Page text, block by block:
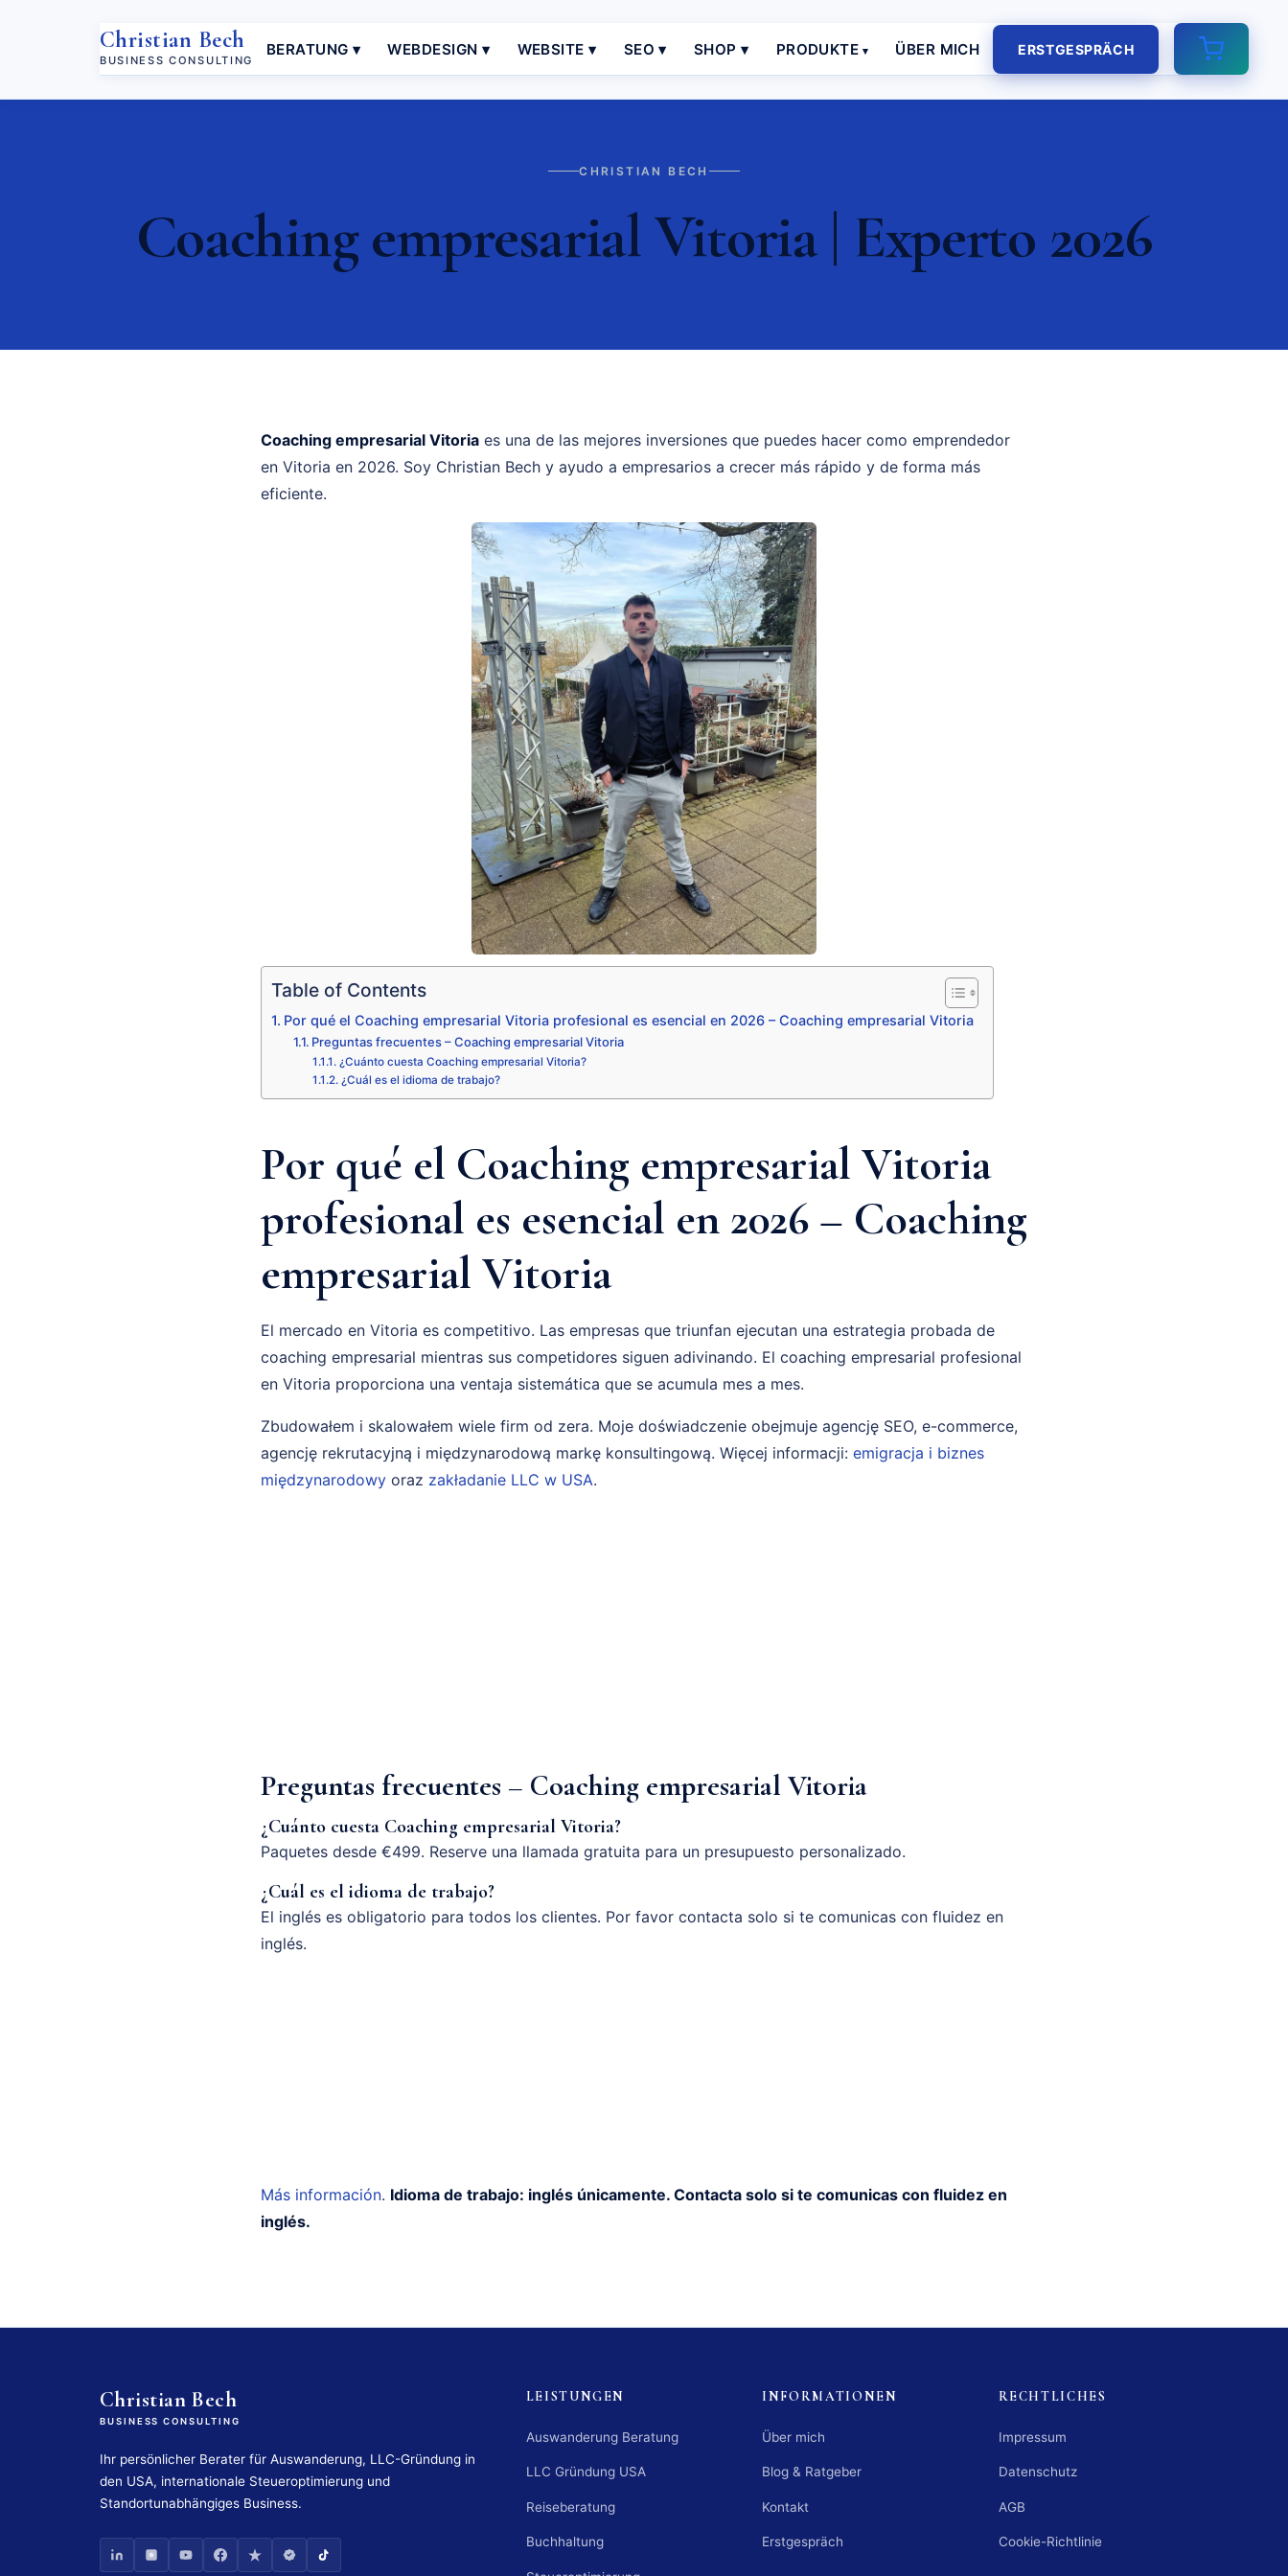
Christian Bech
BUSINESS CONSULTING
BERATUNG ▾ WEBDESIGN ▾ WEBSITE ▾ SEO ▾ SHOP ▾ PRODUKTE ÜBER MICH ERSTGESPRÄCH
CHRISTIAN BECH
Coaching empresarial Vitoria | Experto 2026
Coaching empresarial Vitoria es una de las mejores inversiones que puedes hacer como emprendedor
en Vitoria en 2026. Soy Christian Bech y ayudo a empresarios a crecer más rápido y de forma más
eficiente.
Table of Contents
Por qué el Coaching empresarial Vitoria profesional es esencial en 2026 – Coaching empresarial Vitoria
Preguntas frecuentes – Coaching empresarial Vitoria
¿Cuánto cuesta Coaching empresarial Vitoria?
¿Cuál es el idioma de trabajo?
Por qué el Coaching empresarial Vitoria
profesional es esencial en 2026 – Coaching
empresarial Vitoria
El mercado en Vitoria es competitivo. Las empresas que triunfan ejecutan una estrategia probada de
coaching empresarial mientras sus competidores siguen adivinando. El coaching empresarial profesional
en Vitoria proporciona una ventaja sistemática que se acumula mes a mes.
Zbudowałem i skalowałem wiele firm od zera. Moje doświadczenie obejmuje agencję SEO, e-commerce,
agencję rekrutacyjną i międzynarodową markę konsultingową. Więcej informacji: emigracja i biznes
międzynarodowy oraz zakładanie LLC w USA.
Preguntas frecuentes – Coaching empresarial Vitoria
¿Cuánto cuesta Coaching empresarial Vitoria?
Paquetes desde €499. Reserve una llamada gratuita para un presupuesto personalizado.
¿Cuál es el idioma de trabajo?
El inglés es obligatorio para todos los clientes. Por favor contacta solo si te comunicas con fluidez en
inglés.
Más información. Idioma de trabajo: inglés únicamente. Contacta solo si te comunicas con fluidez en
inglés.
Christian Bech
BUSINESS CONSULTING
Ihr persönlicher Berater für Auswanderung, LLC-Gründung in
den USA, internationale Steueroptimierung und
Standortunabhängiges Business.
LEISTUNGEN
Auswanderung Beratung
LLC Gründung USA
Reiseberatung
Buchhaltung
INFORMATIONEN
Über mich
Blog & Ratgeber
Kontakt
Erstgespräch
RECHTLICHES
Impressum
Datenschutz
AGB
Cookie-Richtlinie